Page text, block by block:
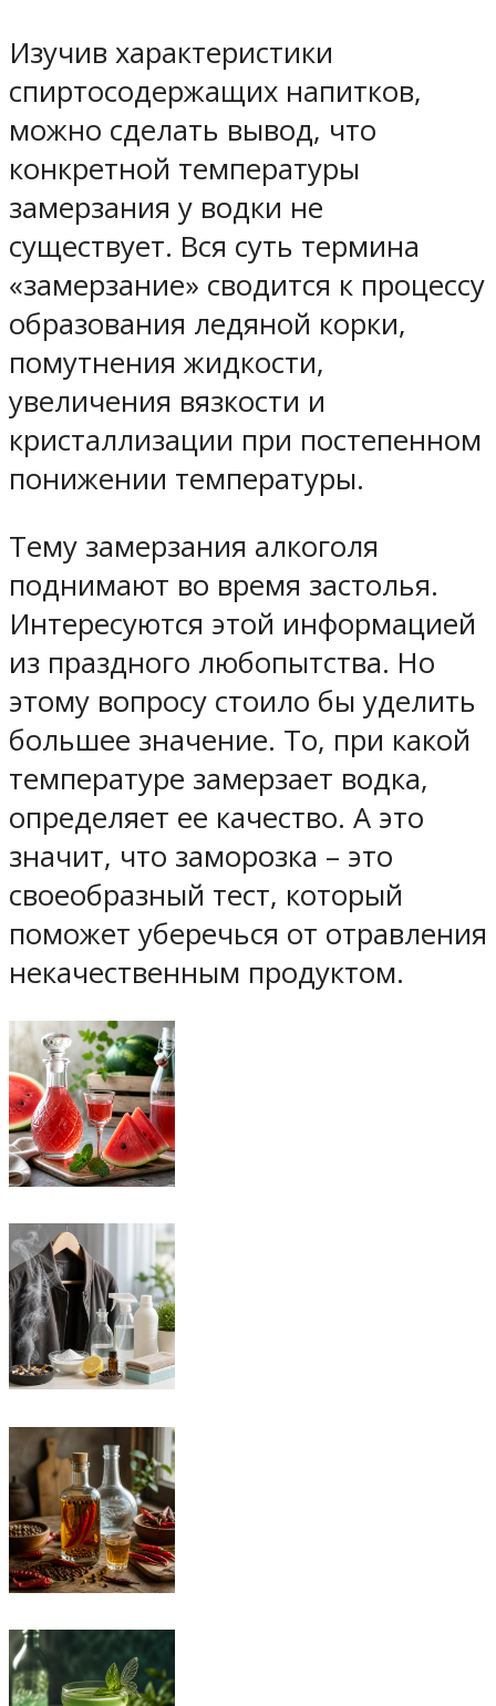
Изучив характеристики
спиртосодержащих напитков,
можно сделать вывод, что
конкретной температуры
замерзания у водки не
существует. Вся суть термина
«замерзание» сводится к процессу
образования ледяной корки,
помутнения жидкости,
увеличения вязкости и
кристаллизации при постепенном
понижении температуры.
Тему замерзания алкоголя
поднимают во время застолья.
Интересуются этой информацией
из праздного любопытства. Но
этому вопросу стоило бы уделить
большее значение. То, при какой
температуре замерзает водка,
определяет ее качество. А это
значит, что заморозка – это
своеобразный тест, который
поможет уберечься от отравления
некачественным продуктом.